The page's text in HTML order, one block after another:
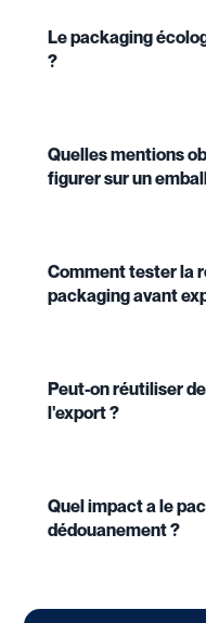
Le packaging
?
Quelles mentions
figurer sur un
Comment tester la
packaging avant
Peut-on réutiliser
l'export ?
Quel impact a le
dédouanement ?